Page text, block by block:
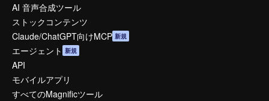
AI 音声合成ツール
ストックコンテンツ
Claude/ChatGPT向けMCP 新規
エージェント 新規
API
モバイルアプリ
すべてのMagnificツール